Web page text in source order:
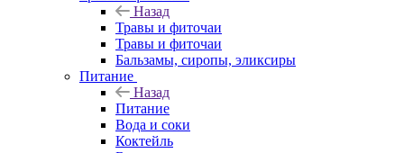
Назад
Травы и фиточаи
Травы и фиточаи
Бальзамы, сиропы, эликсиры
Питание
Назад
Питание
Вода и соки
Коктейль